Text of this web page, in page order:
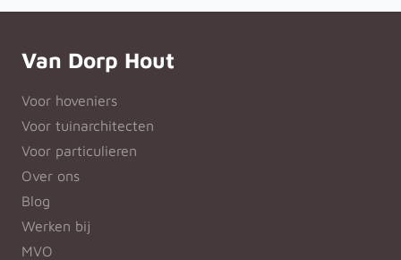
Van Dorp Hout
Voor hoveniers
Voor tuinarchitecten
Voor particulieren
Over ons
Blog
Werken bij
MVO